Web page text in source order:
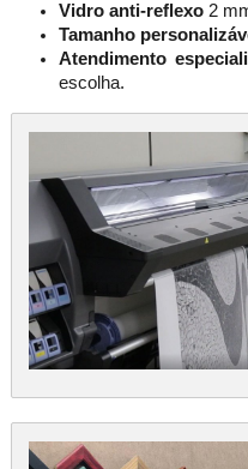
Vidro anti-reflexo 2
Tamanho
Atendimento
escolha.